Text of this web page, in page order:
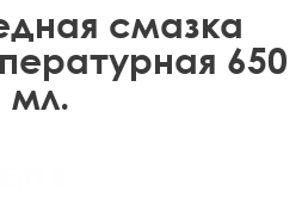
смазка
650
мл.